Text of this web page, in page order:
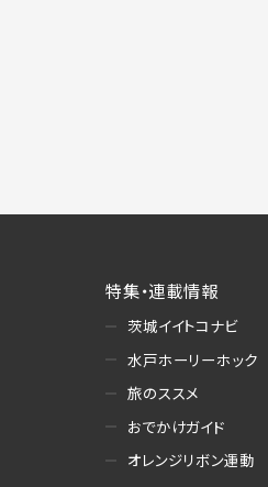
特集・連載情報
茨城イイトコナビ
水戸ホーリーホック
旅のススメ
おでかけガイド
オレンジリボン運動